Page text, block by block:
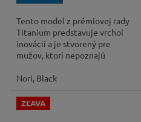
Tento model z prémiovej rady
Titanium predstavuje vrchol
inovácií a je stvorený pre
mužov, ktorí nepoznajú
Nori, Black
ZĽAVA